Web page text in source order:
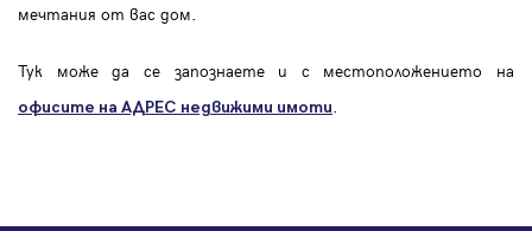
мечтания от вас дом.
Тук може да се запознаете и с местоположението на
офисите на АДРЕС недвижими имоти.